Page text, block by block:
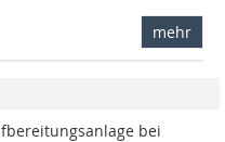
mehr
bei